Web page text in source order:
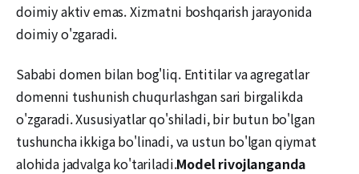
doimiy aktiv emas. Xizmatni boshqarish jarayonida
doimiy o'zgaradi.
Sababi domen bilan bog'liq. Entitilar va agregatlar
domenni tushunish chuqurlashgan sari birgalikda
o'zgaradi. Xususiyatlar qo'shiladi, bir butun bo'lgan
tushuncha ikkiga bo'linadi, va ustun bo'lgan qiymat
alohida jadvalga ko'tariladi.Model rivojlanganda